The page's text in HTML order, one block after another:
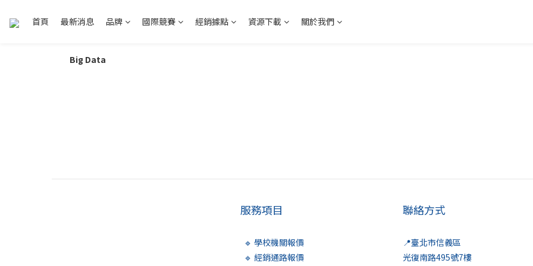
首頁 最新消息 品牌 國際競賽 經銷據點 資源下載 關於我們
Big Data
服務項目
🔹 學校機關報價
🔹 經銷通路報價
聯絡方式
📍臺北市信義區
光復南路495號7樓